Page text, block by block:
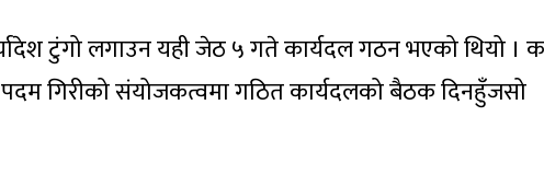
टुंगो लगाउन यही जेठ ५ गते कार्यदल गठन भएको थियो ।
पदम गिरीको संयोजकत्वमा गठित कार्यदलको बैठक दिनहुँजसो